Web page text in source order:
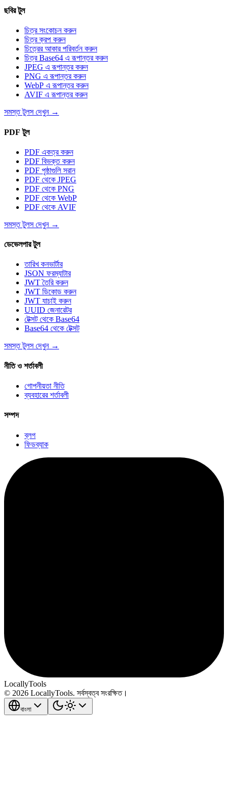
ছবির টুল
চিত্র সংকোচন করুন
চিত্র ক্রপ করুন
চিত্রের আকার পরিবর্তন করুন
চিত্র Base64 এ রূপান্তর করুন
JPEG এ রূপান্তর করুন
PNG এ রূপান্তর করুন
WebP এ রূপান্তর করুন
AVIF এ রূপান্তর করুন
সমস্ত টুলস দেখুন→
PDF টুল
PDF একত্র করুন
PDF বিভক্ত করুন
PDF পৃষ্ঠাগুলি সরান
PDF থেকে JPEG
PDF থেকে PNG
PDF থেকে WebP
PDF থেকে AVIF
সমস্ত টুলস দেখুন→
ডেভেলপার টুল
তারিখ কনভার্টার
JSON ফরম্যাটার
JWT তৈরি করুন
JWT ডিকোড করুন
JWT যাচাই করুন
UUID জেনারেটর
টেক্সট থেকে Base64
Base64 থেকে টেক্সট
সমস্ত টুলস দেখুন→
নীতি ও শর্তাবলী
গোপনীয়তা নীতি
ব্যবহারের শর্তাবলী
সম্পদ
ব্লগ
ফিডব্যাক
LocallyTools
© 2026 LocallyTools. সর্বস্বত্ব সংরক্ষিত।
বাংলা